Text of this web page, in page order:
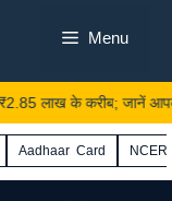
Menu
लाख के करीब; जानें आपके
Aadhaar Card